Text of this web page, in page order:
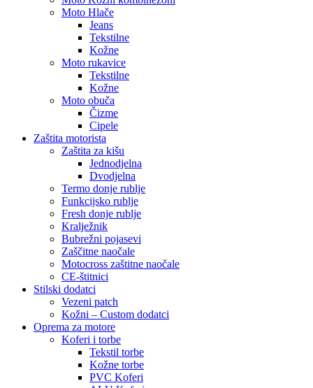
Moto Hlače
Jeans
Tekstilne
Kožne
Moto rukavice
Tekstilne
Kožne
Moto obuča
Čizme
Cipele
Zaštita motorista
Zaštita za kišu
Jednodjelna
Dvodjelna
Termo donje rublje
Funkcijsko rublje
Fresh donje rublje
Kralježnik
Bubrežni pojasevi
Zaščitne naočale
Motocross zaštitne naočale
CE-štitnici
Stilski dodatci
Vezeni patch
Kožni – Custom dodatci
Oprema za motore
Koferi i torbe
Tekstil torbe
Kožne torbe
PVC Koferi